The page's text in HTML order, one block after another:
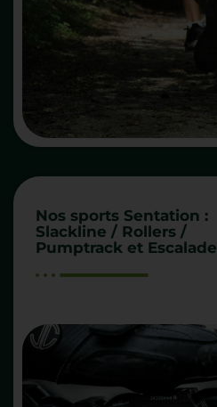
Nos sports Sentation :
Slackline / Rollers /
Pumptrack et Escalade